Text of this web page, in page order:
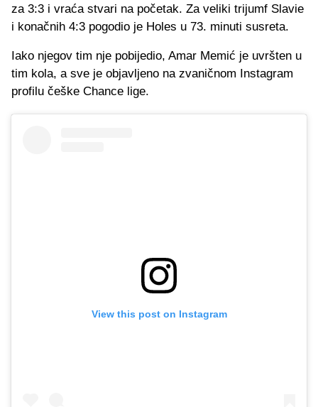
za 3:3 i vraća stvari na početak. Za veliki trijumf Slavie
i konačnih 4:3 pogodio je Holes u 73. minuti susreta.
Iako njegov tim nje pobijedio, Amar Memić je uvršten u
tim kola, a sve je objavljeno na zvaničnom Instagram
profilu češke Chance lige.
View this post on Instagram